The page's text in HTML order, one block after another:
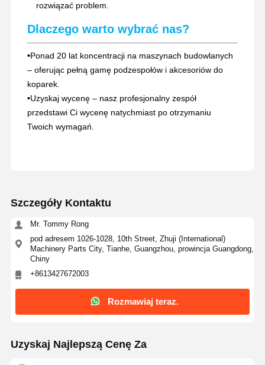
rozwiązać problem.
Dlaczego warto wybrać nas?
•Ponad 20 lat koncentracji na maszynach budowlanych
– oferując pełną gamę podzespołów i akcesoriów do
koparek.
•Uzyskaj wycenę – nasz profesjonalny zespół
przedstawi Ci wycenę natychmiast po otrzymaniu
Twoich wymagań.
Szczegóły Kontaktu
Mr. Tommy Rong
pod adresem 1026-1028, 10th Street, Zhuji (International)
Machinery Parts City, Tianhe, Guangzhou, prowincja Guangdong,
Chiny
+8613427672003
Rozmawiaj teraz.
Uzyskaj Najlepszą Cenę Za